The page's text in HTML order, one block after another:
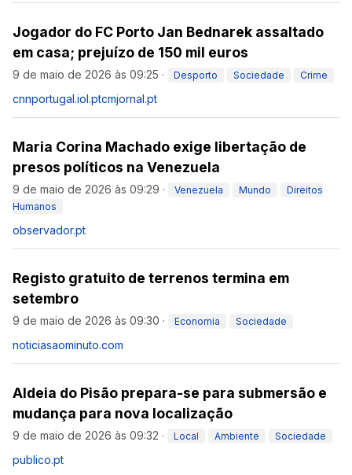
Jogador do FC Porto Jan Bednarek assaltado
em casa; prejuízo de 150 mil euros
9 de maio de 2026 às 09:25 · Desporto Sociedade Crime
cnnportugal.iol.ptcmjornal.pt
Maria Corina Machado exige libertação de
presos políticos na Venezuela
9 de maio de 2026 às 09:29 · Venezuela Mundo
Direitos
Humanos
observador.pt
Registo gratuito de terrenos termina em
setembro
9 de maio de 2026 às 09:30 · Economia Sociedade
noticiasaominuto.com
Aldeia do Pisão prepara-se para submersão e
mudança para nova localização
9 de maio de 2026 às 09:32 · Local Ambiente Sociedade
publico.pt